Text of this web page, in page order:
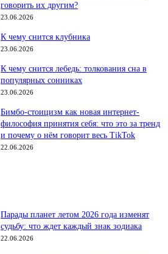
говорить их другим?
23.06.2026
К чему снится клубника
23.06.2026
К чему снится лебедь: толкования сна в
популярных сонниках
23.06.2026
Бимбо-стоицизм как новая интернет-
философия принятия себя: что это за тренд
и почему о нём говорит весь TikTok
22.06.2026
Парады планет летом 2026 года изменят
судьбу: что ждет каждый знак зодиака
22.06.2026